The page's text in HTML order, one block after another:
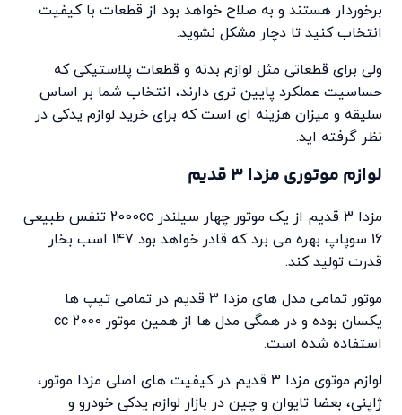
برخوردار هستند و به صلاح خواهد بود از قطعات با کیفیت
انتخاب کنید تا دچار مشکل نشوید.
ولی برای قطعاتی مثل لوازم بدنه و قطعات پلاستیکی که
حساسیت عملکرد پایین تری دارند، انتخاب شما بر اساس
سلیقه و میزان هزینه ای است که برای خرید لوازم یدکی در
نظر گرفته اید.
لوازم موتوری مزدا 3 قدیم
مزدا 3 قدیم از یک موتور چهار سیلندر 2000cc تنفس طبیعی
16 سوپاپ بهره می برد که قادر خواهد بود 147 اسب بخار
قدرت تولید کند.
موتور تمامی مدل های مزدا 3 قدیم در تمامی تیپ ها
یکسان بوده و در همگی مدل ها از همین موتور 2000 cc
استفاده شده است.
لوازم موتوی مزدا 3 قدیم در کیفیت های اصلی مزدا موتور،
ژاپنی، بعضا تایوان و چین در بازار لوازم یدکی خودرو و